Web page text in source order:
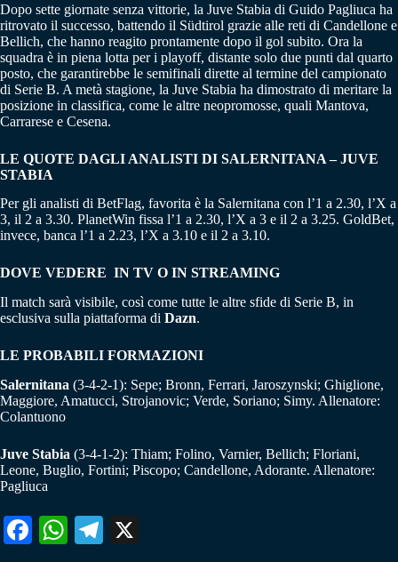
Dopo sette giornate senza vittorie, la Juve Stabia di Guido Pagliuca ha
ritrovato il successo, battendo il Südtirol grazie alle reti di Candellone e
Bellich, che hanno reagito prontamente dopo il gol subito. Ora la
squadra è in piena lotta per i playoff, distante solo due punti dal quarto
posto, che garantirebbe le semifinali dirette al termine del campionato
di Serie B. A metà stagione, la Juve Stabia ha dimostrato di meritare la
posizione in classifica, come le altre neopromosse, quali Mantova,
Carrarese e Cesena.
LE QUOTE DAGLI ANALISTI DI SALERNITANA – JUVE
STABIA
Per gli analisti di BetFlag, favorita è la Salernitana con l’1 a 2.30, l’X a
3, il 2 a 3.30. PlanetWin fissa l’1 a 2.30, l’X a 3 e il 2 a 3.25. GoldBet,
invece, banca l’1 a 2.23, l’X a 3.10 e il 2 a 3.10.
DOVE VEDERE IN TV O IN STREAMING
Il match sarà visibile, così come tutte le altre sfide di Serie B, in
esclusiva sulla piattaforma di Dazn.
LE PROBABILI FORMAZIONI
Salernitana (3-4-2-1): Sepe; Bronn, Ferrari, Jaroszynski; Ghiglione,
Maggiore, Amatucci, Strojanovic; Verde, Soriano; Simy. Allenatore:
Colantuono
Juve Stabia (3-4-1-2): Thiam; Folino, Varnier, Bellich; Floriani,
Leone, Buglio, Fortini; Piscopo; Candellone, Adorante. Allenatore:
Pagliuca
Fa W
Te